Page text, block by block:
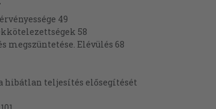
49
58
megszüntetése. Elévülés 68
hibátlan teljesítés elősegítését